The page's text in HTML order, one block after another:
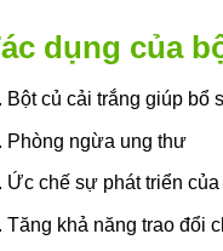
dụng của
Bột củ cải trắng giúp bổ
Phòng ngừa ung thư
Ức chế sự phát triển
Tăng khả năng trao đổi